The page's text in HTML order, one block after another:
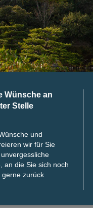
Wünsche an
Stelle
und
wir für Sie
an die Sie sich noch
gerne zurück